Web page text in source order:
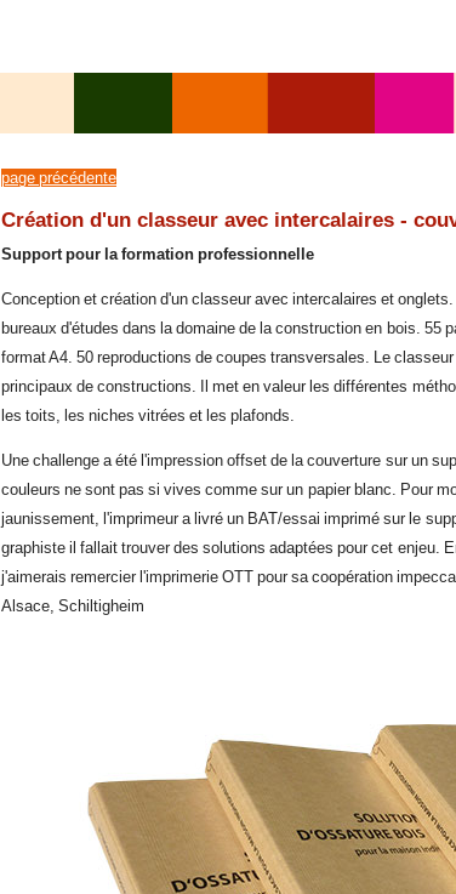
page précédente
Création d'un classeur avec intercalaires -
Support pour la formation professionnelle
Conception et création d'un classeur avec intercalaires et
bureaux d'études dans la domaine de la construction en bois. 55
format A4. 50 reproductions de coupes transversales. Le
principaux de constructions. Il met en valeur les différentes
les toits, les niches vitrées et les plafonds.
Une challenge a été l'impression offset de la couverture sur un
couleurs ne sont pas si vives comme sur un papier blanc. Pour
jaunissement, l'imprimeur a livré un BAT/essai imprimé sur le
graphiste il fallait trouver des solutions adaptées pour cet enjeu.
j'aimerais remercier l'imprimerie OTT pour sa coopération
Alsace, Schiltigheim